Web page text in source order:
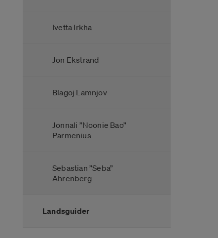
Ivetta Irkha
Jon Ekstrand
Blagoj Lamnjov
Jonnali ”Noonie Bao”
Parmenius
Sebastian ”Seba”
Ahrenberg
Landsguider